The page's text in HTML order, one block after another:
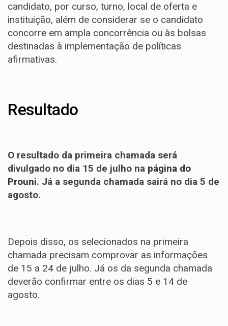
candidato, por curso, turno, local de oferta e
instituição, além de considerar se o candidato
concorre em ampla concorrência ou às bolsas
destinadas à implementação de políticas
afirmativas.
Resultado
O resultado da primeira chamada será
divulgado no dia 15 de julho na página do
Prouni. Já a segunda chamada sairá no dia 5 de
agosto.
Depois disso, os selecionados na primeira
chamada precisam comprovar as informações
de 15 a 24 de julho. Já os da segunda chamada
deverão confirmar entre os dias 5 e 14 de
agosto.